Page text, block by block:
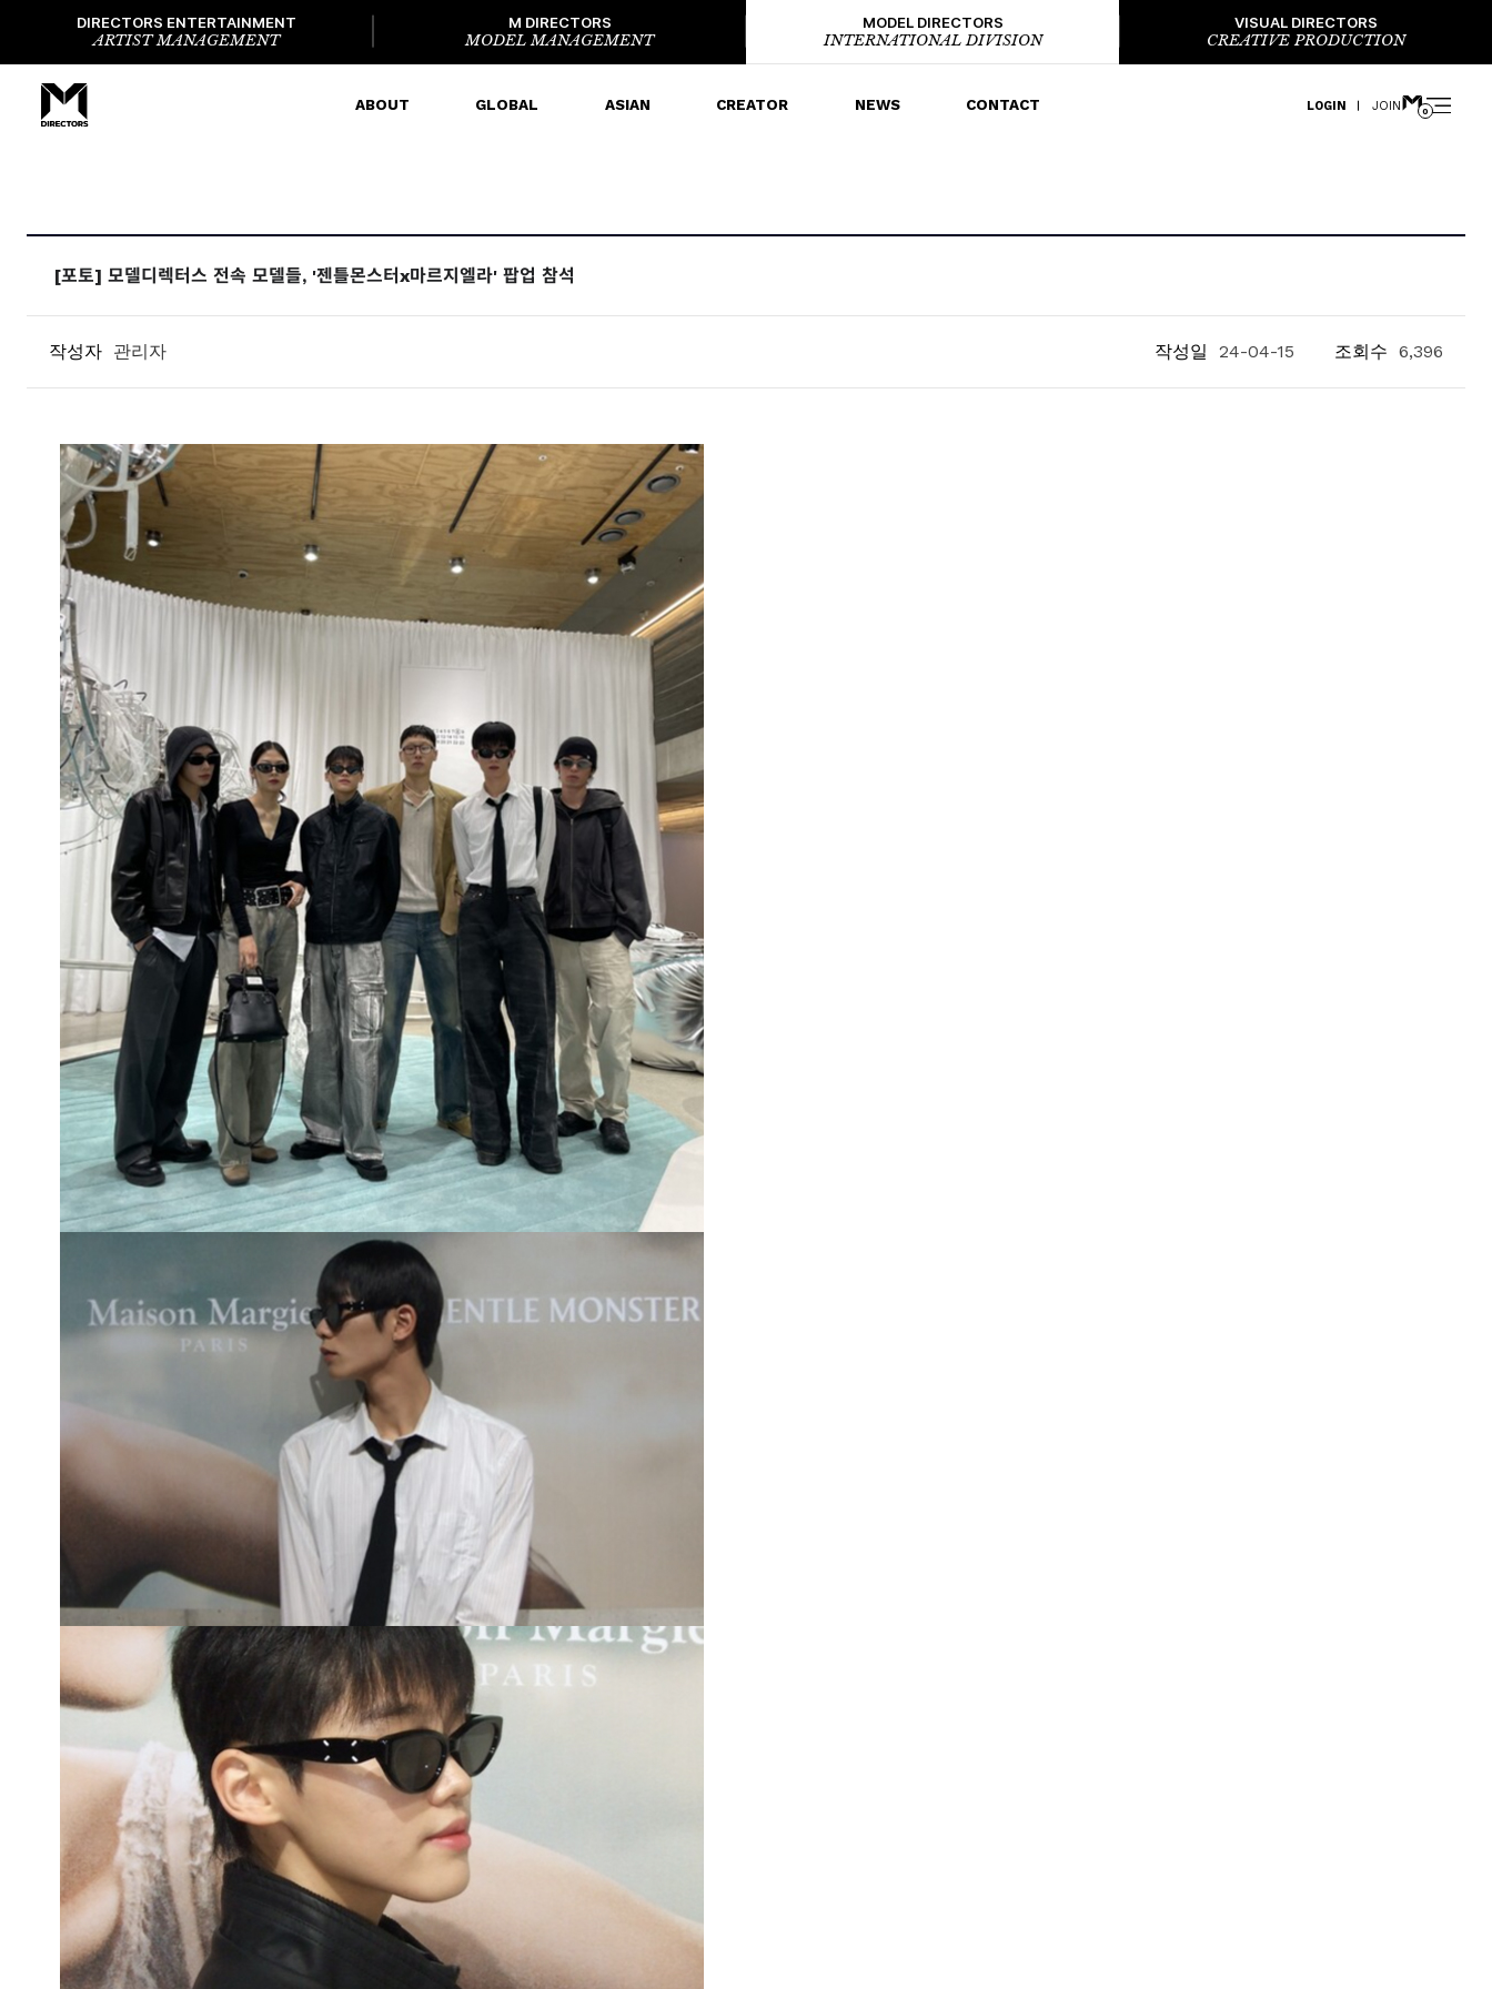
DIRECTORS ENTERTAINMENT
ARTIST MANAGEMENT
M DIRECTORS
MODEL MANAGEMENT
MODEL DIRECTORS
INTERNATIONAL DIVISION
VISUAL DIRECTORS
CREATIVE PRODUCTION
ABOUT GLOBAL ASIAN CREATOR NEWS CONTACT LOGIN JOIN 0
[포토] 모델디렉터스 전속 모델들, '젠틀몬스터x마르지엘라' 팝업 참석
작성자 관리자 작성일 24-04-15 조회수 6,396